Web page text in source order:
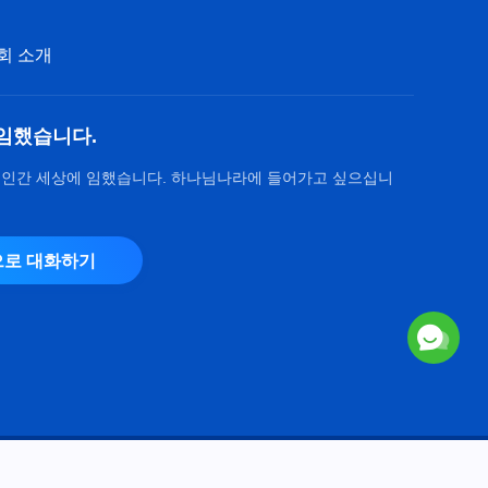
그리스도인의 체험 간증 ＜무골
26:48
와 지위가 가져온 고통＞
소개
했습니다.
간 세상에 임했습니다. 하나님나라에 들어가고 싶으십니
대화하기